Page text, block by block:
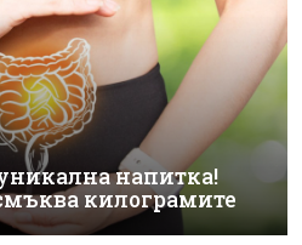
напитка!
килограмите